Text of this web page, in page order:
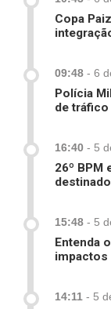
Copa
09:48 - 6
Polícia
de
16:40 - 5
26º
15:48 - 5
Entenda
impactos
14:11 - 5